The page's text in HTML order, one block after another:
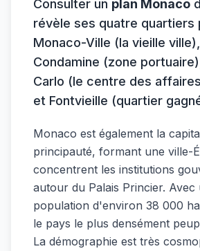
Consulter un plan Monaco
révèle ses quatre quartiers
Monaco-Ville (la vieille
Condamine (zone
Carlo (le centre des
et Fontvieille (quartier
Monaco est également la
principauté, formant une ville-
concentrent les institutions
autour du Palais Princier. Avec
population d'environ 38 000
le pays le plus densément
La démographie est très